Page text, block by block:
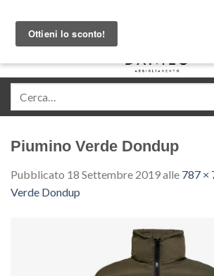
content
Piumino Verde Dondup
Pubblicato 18 Settembre 2019alle 787 ×
Verde Dondup